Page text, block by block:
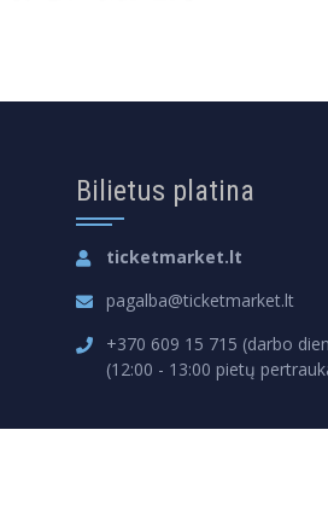
Bilietus platina
ticketmarket.lt
pagalba@ticketmarket.lt
+370 609 15 715 (darbo
(12:00 - 13:00 pietų